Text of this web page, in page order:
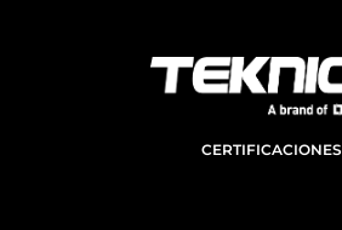
CERTIFICACIONES